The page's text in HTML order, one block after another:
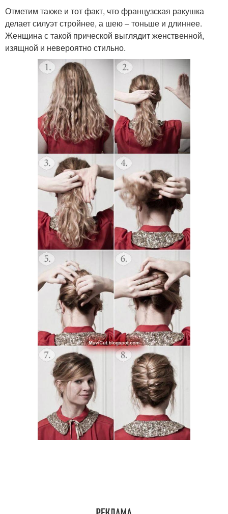
Отметим также и тот факт, что французская ракушка
делает силуэт стройнее, а шею – тоньше и длиннее.
Женщина с такой прической выглядит женственной,
изящной и невероятно стильно.